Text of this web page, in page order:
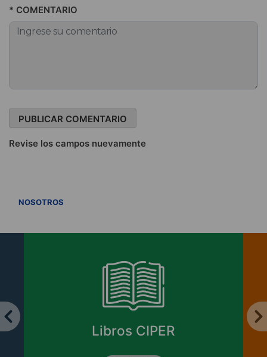
* COMENTARIO
Revise los campos nuevamente
NOSOTROS
Libros CIPER